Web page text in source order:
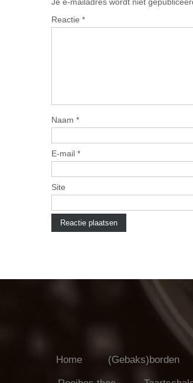
Reactie *
Naam *
E-mail *
Site
Home (Gebaks)borden